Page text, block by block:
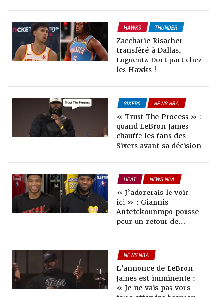
HAWKS
THUNDER
MAVERICKS
NEWS NBA
RUMEURS & TRADES
Zaccharie Risacher
transféré à Dallas,
Luguentz Dort part chez
les Hawks !
SIXERS
NEWS NBA
RUMEURS & TRADES
« Trust The Process » :
quand LeBron James
chauffe les fans des
Sixers avant sa décision
HEAT
NEWS NBA
RUMEURS & TRADES
« J’adorerais le voir
ici » : Giannis
Antetokounmpo pousse
pour un retour de
NEWS NBA
RUMEURS & TRADES
L’annonce de LeBron
James est imminente :
« Je ne vais pas vous